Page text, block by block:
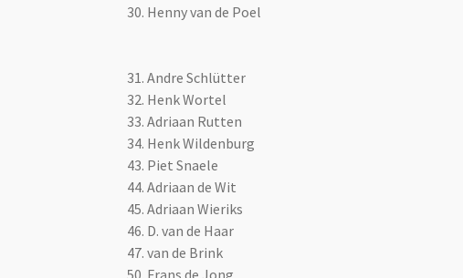
30. Henny van de Poel
31. Andre Schlütter
32. Henk Wortel
33. Adriaan Rutten
34. Henk Wildenburg
43. Piet Snaele
44. Adriaan de Wit
45. Adriaan Wieriks
46. D. van de Haar
47. van de Brink
50. Frans de Jong